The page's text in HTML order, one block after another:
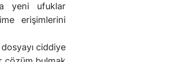
yeni ufuklar
erişimlerini
ciddiye